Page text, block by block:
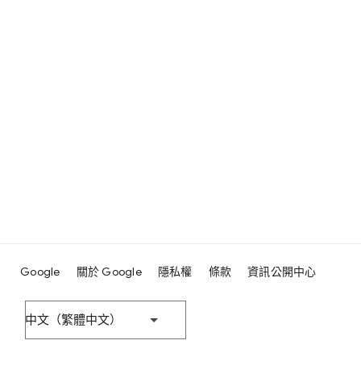
Google 關於 Google 隱私權 條款 資訊公開中心
中文（繁體中文）